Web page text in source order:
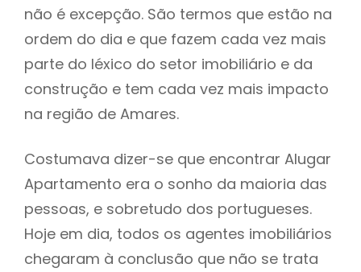
não é excepção. São termos que estão na
ordem do dia e que fazem cada vez mais
parte do léxico do setor imobiliário e da
construção e tem cada vez mais impacto
na região de Amares.
Costumava dizer-se que encontrar Alugar
Apartamento era o sonho da maioria das
pessoas, e sobretudo dos portugueses.
Hoje em dia, todos os agentes imobiliários
chegaram à conclusão que não se trata